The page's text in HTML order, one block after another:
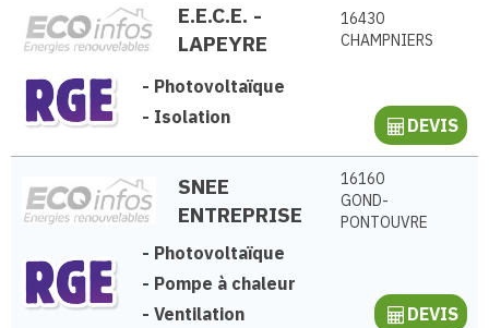
E.E.C.E. -
LAPEYRE
16430
CHAMPNIERS
- Photovoltaïque
- Isolation DEVIS
SNEE
ENTREPRISE
16160
GOND-
PONTOUVRE
- Photovoltaïque
- Pompe à chaleur
- Ventilation DEVIS